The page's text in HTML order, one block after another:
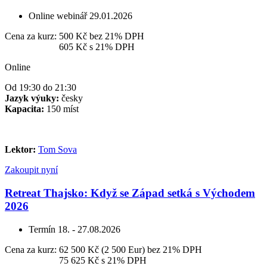
Online webinář 29.01.2026
Cena za kurz: 500 Kč bez 21% DPH
605 Kč s 21% DPH
Online
Od 19:30 do 21:30
Jazyk výuky: česky
Kapacita: 150 míst
Lektor: Tom Sova
Zakoupit nyní
Retreat Thajsko: Když se Západ setká s Východem
2026
Termín 18. - 27.08.2026
Cena za kurz: 62 500 Kč (2 500 Eur) bez 21% DPH
75 625 Kč s 21% DPH